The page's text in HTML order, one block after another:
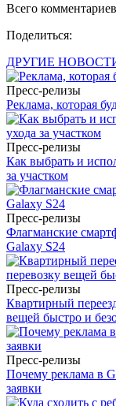
Всего
Поделиться:
ДРУГИЕ
Пресс-релизы
Реклама, которая
Пресс-релизы
Как выбрать и
за участком
Пресс-релизы
Флагманские
Galaxy S24
Пресс-релизы
Квартирный
вещей быстро и
Пресс-релизы
Почему реклама в
заявки